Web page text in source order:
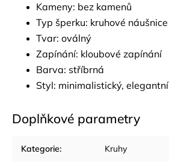
Kameny: bez kamenů
Typ šperku: kruhové náušnice
Tvar: oválný
Zapínání: kloubové zapínání
Barva: stříbrná
Styl: minimalistický, elegantní
Doplňkové parametry
Kategorie: Kruhy